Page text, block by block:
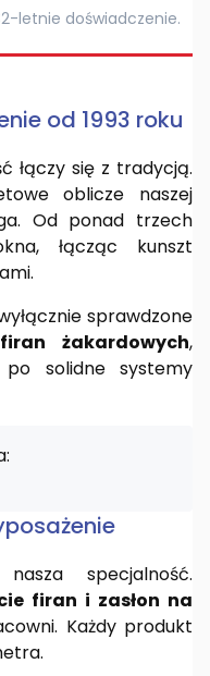
letnie doświadczenie.
od 1993 roku
łączy się z tradycją.
oblicze naszej
Od ponad trzech
łącząc kunszt
sprawdzone
firan żakardowych,
solidne systemy
specjalność.
firan i zasłon na
Każdy produkt